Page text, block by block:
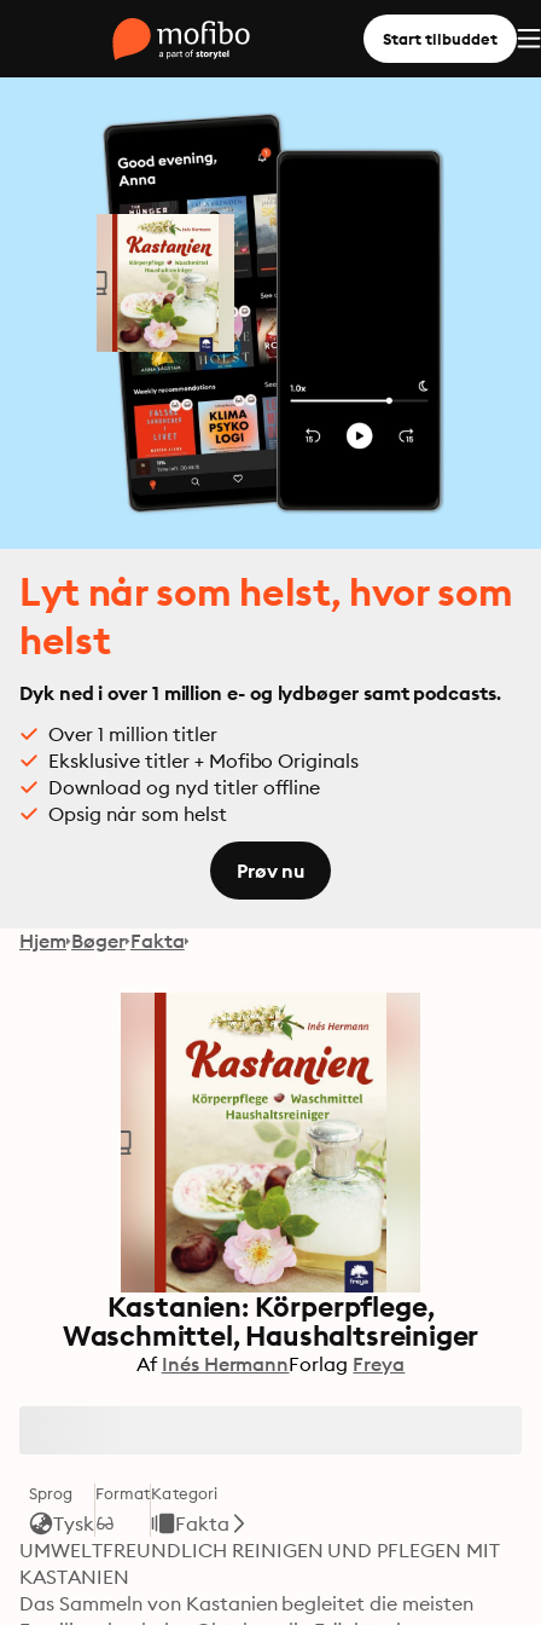
Start tilbuddet
Lyt når som helst, hvor som
helst
Dyk ned i over 1 million e- og lydbøger samt podcasts.
Over 1 million titler
Eksklusive titler + Mofibo Originals
Download og nyd titler offline
Opsig når som helst
Prøv nu
Hjem Bøger Fakta
Kastanien: Körperpflege,
Waschmittel, Haushaltsreiniger
Af Inés HermannForlag Freya
Sprog
Tysk
FormatKategori
Fakta
UMWELTFREUNDLICH REINIGEN UND PFLEGEN MIT
KASTANIEN
Das Sammeln von Kastanien begleitet die meisten